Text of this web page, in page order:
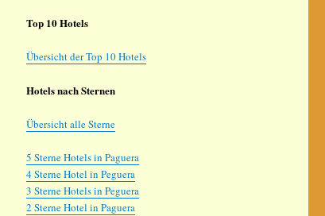
Top 10 Hotels
Übersicht der Top 10 Hotels
Hotels nach Sternen
Übersicht alle Sterne
5 Sterne Hotels in Paguera
4 Sterne Hotel in Peguera
3 Sterne Hotels in Peguera
2 Sterne Hotel in Paguera